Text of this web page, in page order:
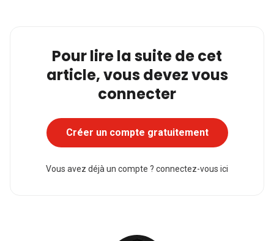
Pour lire la suite de cet
article, vous devez vous
connecter
Créer un compte gratuitement
Vous avez déjà un compte ? connectez-vous ici